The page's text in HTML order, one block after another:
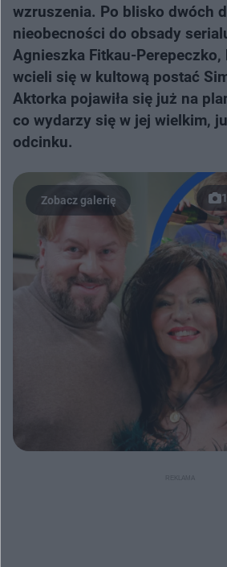
wzruszenia. Po blisko dwóch
nieobecności do obsady
Agnieszka Fitkau-
wcieli się w kultową postać
Aktorka pojawiła się już na
co wydarzy się w jej wielkim,
odcinku.